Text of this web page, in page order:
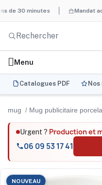
minutes Mandat
Menu
Catalogues PDF
mug Mug publicitaire
Urgent ? Production et
06 09 53 17 41
NOUVEAU